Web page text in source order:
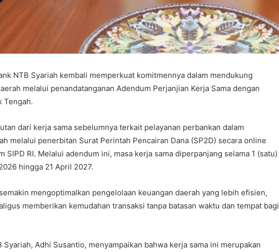
NTB Syariah kembali memperkuat komitmennya dalam mendukung
melalui penandatanganan Adendum Perjanjian Kerja Sama dengan
Tengah.
dari kerja sama sebelumnya terkait pelayanan perbankan dalam
melalui penerbitan Surat Perintah Pencairan Dana (SP2D) secara online
RI. Melalui adendum ini, masa kerja sama diperpanjang selama 1 (satu)
hingga 21 April 2027.
mengoptimalkan pengelolaan keuangan daerah yang lebih efisien,
memberikan kemudahan transaksi tanpa batasan waktu dan tempat bagi
Syariah, Adhi Susantio, menyampaikan bahwa kerja sama ini merupakan